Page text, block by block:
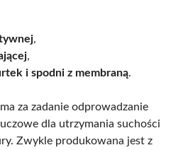
,
,
i spodni z membraną.
ma za zadanie odprowadzanie
dla utrzymania suchości
Zwykle produkowana jest z